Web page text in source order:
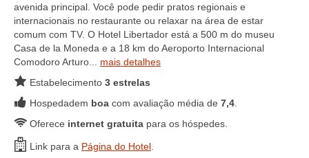
avenida principal. Você pode pedir pratos regionais e
internacionais no restaurante ou relaxar na área de estar
comum com TV. O Hotel Libertador está a 500 m do museu
Casa de la Moneda e a 18 km do Aeroporto Internacional
Comodoro Arturo... mais detalhes
Estabelecimento 3 estrelas
Hospedadem boa com avaliação média de 7,4
Oferece internet gratuita para os hóspedes.
Link para a Página do Hotel